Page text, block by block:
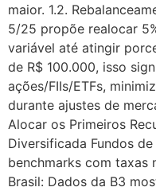
maior. 1.2.
5/25 propõe realocar
variável até atingir
de R$ 100.000, isso
ações/FIIs/ETFs,
durante ajustes de
Alocar os Primeiros
Diversificada Fundos
benchmarks com taxas
Brasil: Dados da B3